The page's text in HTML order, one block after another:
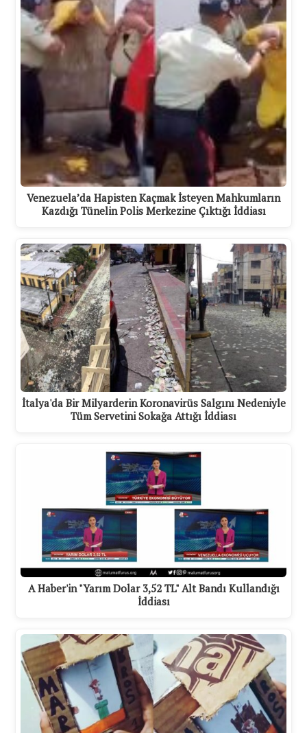
Venezuela’da Hapisten Kaçmak İsteyen Mahkumların
Kazdığı Tünelin Polis Merkezine Çıktığı İddiası
İtalya'da Bir Milyarderin Koronavirüs Salgını Nedeniyle
Tüm Servetini Sokağa Attığı İddiası
A Haber'in "Yarım Dolar 3,52 TL" Alt Bandı Kullandığı
İddiası